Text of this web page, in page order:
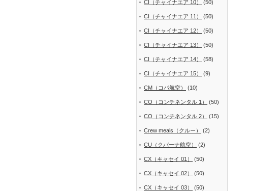
CI（チャイナエア 10） (50)
CI（チャイナエア 11） (50)
CI（チャイナエア 12） (50)
CI（チャイナエア 13） (50)
CI（チャイナエア 14） (58)
CI（チャイナエア 15） (9)
CM（コパ航空） (10)
CO（コンチネンタル 1） (50)
CO（コンチネンタル 2） (15)
Crew meals（クルー） (2)
CU（クバーナ航空） (2)
CX（キャセイ 01） (50)
CX（キャセイ 02） (50)
CX（キャセイ 03） (50)